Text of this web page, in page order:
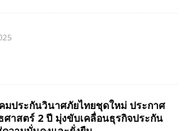
มประกันวินาศภัยไทยชุดใหม่ ประกาศ
ศาสตร์ 2 ปี มุ่งขับเคลื่อนธุรกิจประกัน